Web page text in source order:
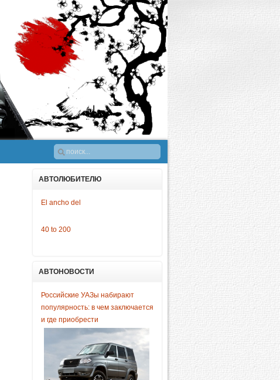
АВТОЛЮБИТЕЛЮ
El ancho del
40 to 200
АВТОНОВОСТИ
Российские УАЗы набирают
популярность: в чем заключается
и где приобрести